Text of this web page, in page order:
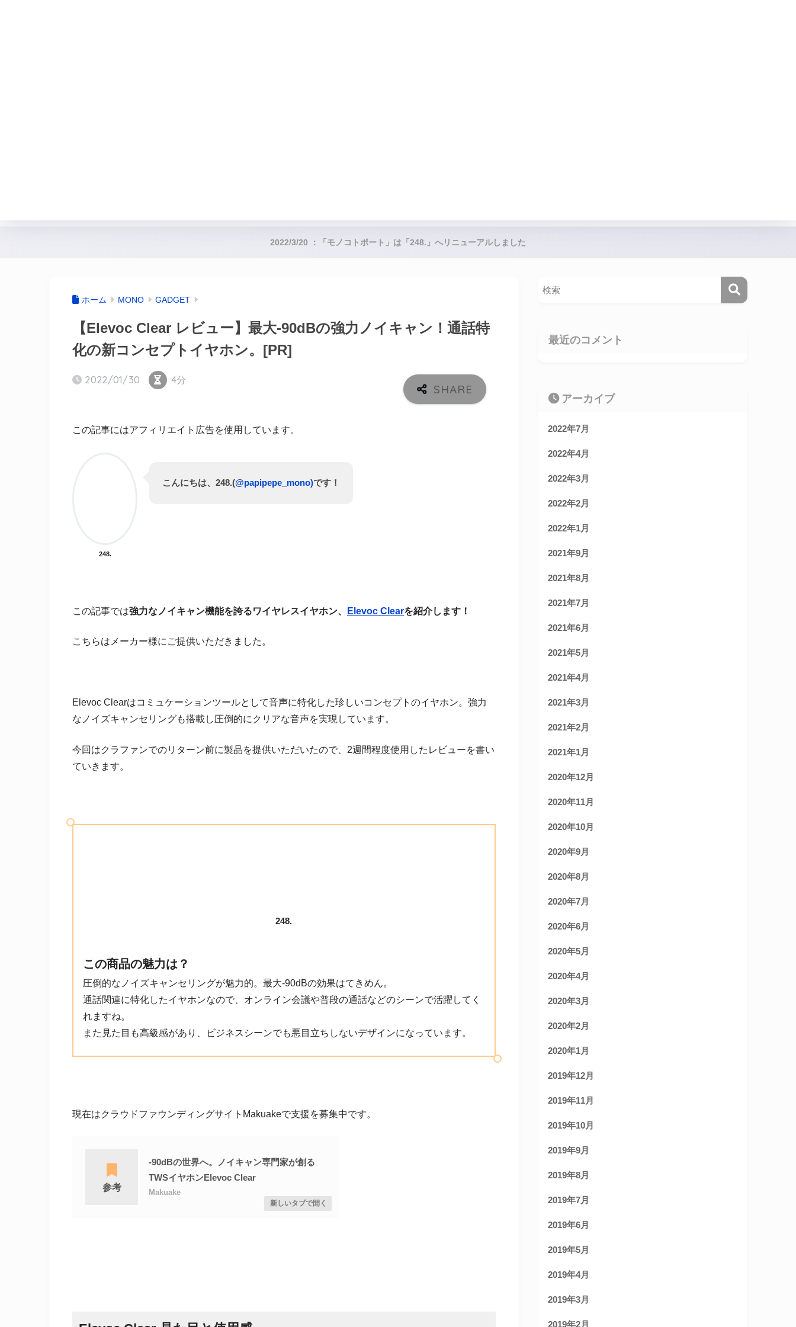
2022/3/20 ：「モノコトポート」は「248.」へリニューアルしました
ホーム MONO GADGET
【Elevoc Clear レビュー】最大-90dBの強力ノイキャン！通話特
化の新コンセプトイヤホン。[PR]
2022/01/30 4分
この記事にはアフィリエイト広告を使用しています。
248.
こんにちは、248.(@papipepe_mono)です！
この記事では強力なノイキャン機能を誇るワイヤレスイヤホン、 Elevoc Clearを紹介します！
こちらはメーカー様にご提供いただきました。
Elevoc Clearはコミュケーションツールとして音声に特化した珍しいコンセプトのイヤホン。強力
なノイズキャンセリングも搭載し圧倒的にクリアな音声を実現しています。
今回はクラファンでのリターン前に製品を提供いただいたので、2週間程度使用したレビューを書い
ていきます。
248.
この商品の魅力は？
圧倒的なノイズキャンセリングが魅力的。最大-90dBの効果はてきめん。
通話関連に特化したイヤホンなので、オンライン会議や普段の通話などのシーンで活躍してく
れますね。
また見た目も高級感があり、ビジネスシーンでも悪目立ちしないデザインになっています。
現在はクラウドファウンディングサイトMakuakeで支援を募集中です。
参考
-90dBの世界へ。ノイキャン専門家が創る
TWSイヤホンElevoc Clear
Makuake
最近のコメント
アーカイブ
2022年7月
2022年4月
2022年3月
2022年2月
2022年1月
2021年9月
2021年8月
2021年7月
2021年6月
2021年5月
2021年4月
2021年3月
2021年2月
2021年1月
2020年12月
2020年11月
2020年10月
2020年9月
2020年8月
2020年7月
2020年6月
2020年5月
2020年4月
2020年3月
2020年2月
2020年1月
2019年12月
2019年11月
2019年10月
2019年9月
2019年8月
2019年7月
2019年6月
2019年5月
2019年4月
2019年3月
2019年2月